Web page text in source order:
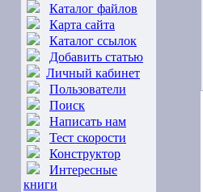
Каталог файлов
Карта сайта
Каталог ссылок
Добавить статью
Личный кабинет
Пользователи
Поиск
Написать нам
Тест скорости
Конструктор
Интересные
книги